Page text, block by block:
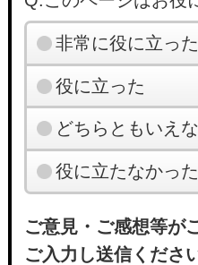
非常に役に立った
役に立った
どちらともいえ
役に立たなかった
ご意見・ご感想等が
ご入力し送信くださ